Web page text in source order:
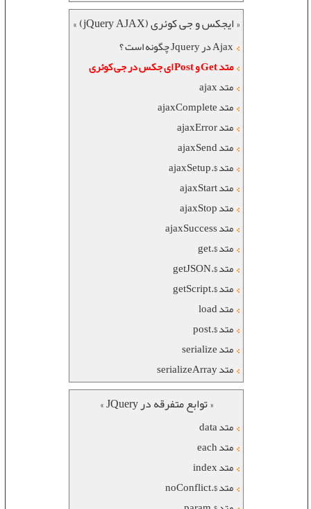
« ایجکس و جی کوئری (jQuery AJAX) »
Ajax در Jquery چگونه است ؟
متد Get و Post ای جکس در جی کوئری
متد ajax
متد ajaxComplete
متد ajaxError
متد ajaxSend
متد $.ajaxSetup
متد ajaxStart
متد ajaxStop
متد ajaxSuccess
متد $.get
متد $.getJSON
متد $.getScript
متد load
متد $.post
متد serialize
متد serializeArray
« توابع متفرقه در JQuery »
متد data
متد each
متد index
متد $.noConflict